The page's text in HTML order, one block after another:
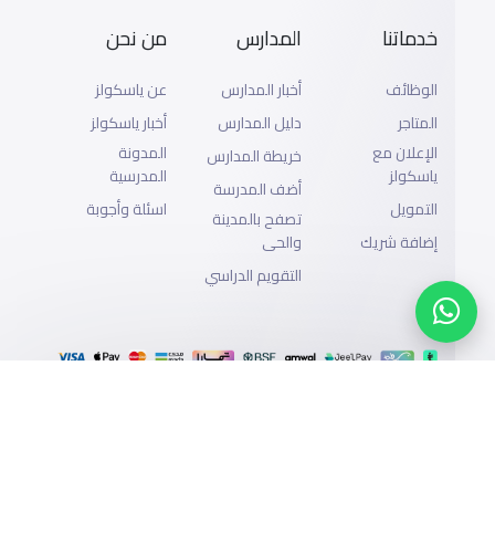
خدماتنا
الوظائف
المتاجر
الإعلان مع
ياسكولز
التمويل
إضافة شريك
المدارس
أخبار المدارس
دليل المدارس
خريطة المدارس
أضف المدرسة
تصفح بالمدينة
والحى
التقويم الدراسي
من نحن
عن ياسكولز
أخبار ياسكولز
المدونة
المدرسية
اسئلة وأجوبة